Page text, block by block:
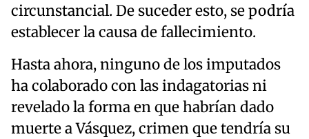
circunstancial. De suceder esto, se podría
establecer la causa de fallecimiento.
Hasta ahora, ninguno de los imputados
ha colaborado con las indagatorias ni
revelado la forma en que habrían dado
muerte a Vásquez, crimen que tendría su